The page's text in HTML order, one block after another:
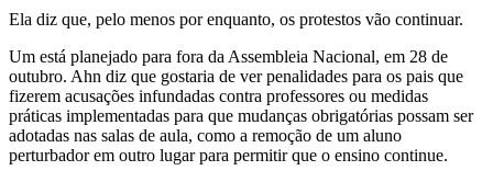
Ela diz que, pelo menos por enquanto, os protestos vão continuar.
Um está planejado para fora da Assembleia Nacional, em 28 de
outubro. Ahn diz que gostaria de ver penalidades para os pais que
fizerem acusações infundadas contra professores ou medidas
práticas implementadas para que mudanças obrigatórias possam ser
adotadas nas salas de aula, como a remoção de um aluno
perturbador em outro lugar para permitir que o ensino continue.